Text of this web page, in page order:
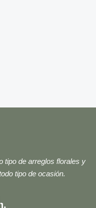
tipo de arreglos florales y
tipo de ocasión.